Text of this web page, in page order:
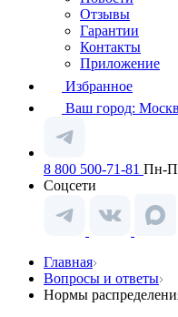
Отзывы
Гарантии
Контакты
Приложение
Избранное
Ваш город:
8 800 500-71-81 Пн-
Соцсети
Главная
Вопросы и ответы
Нормы